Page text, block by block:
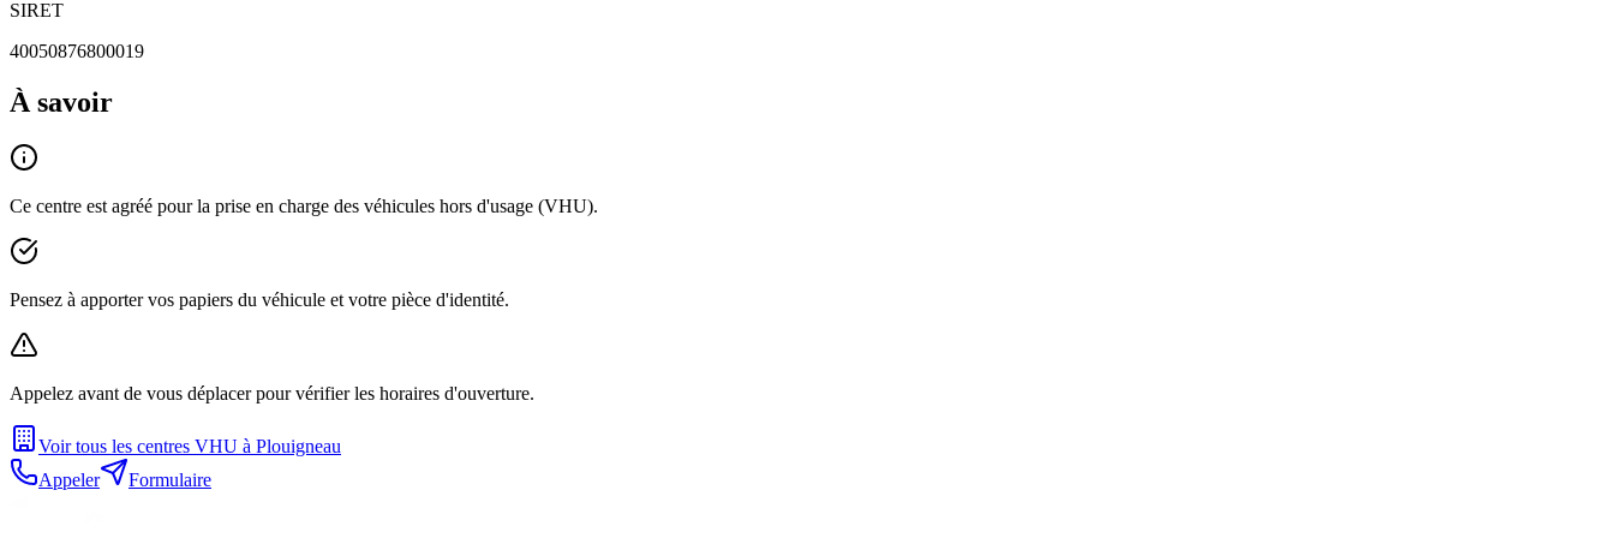
SIRET
40050876800019
À savoir
Ce centre est agréé pour la prise en charge des véhicules hors d'usage (VHU).
Pensez à apporter vos papiers du véhicule et votre pièce d'identité.
Appelez avant de vous déplacer pour vérifier les horaires d'ouverture.
Voir tous les centres VHU à Plouigneau
Appeler
Formulaire